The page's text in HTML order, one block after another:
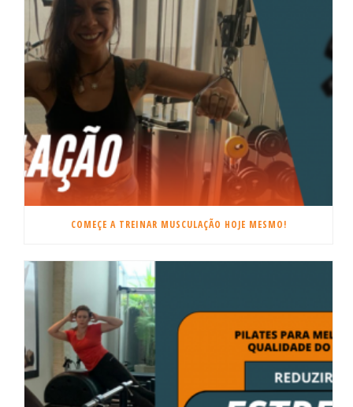
COMEÇE A TREINAR MUSCULAÇÃO HOJE MESMO!